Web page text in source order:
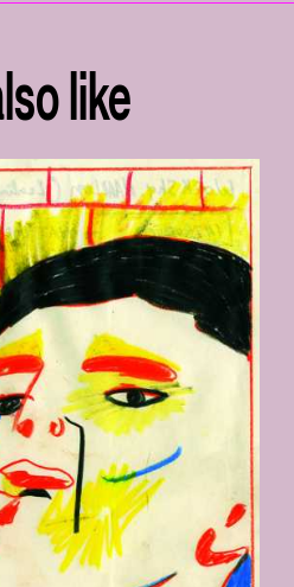
like